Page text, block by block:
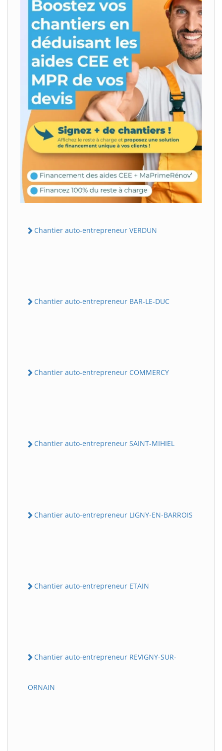
Chantier auto-entrepreneur VERDUN
Chantier auto-entrepreneur BAR-LE-DUC
Chantier auto-entrepreneur COMMERCY
Chantier auto-entrepreneur SAINT-MIHIEL
Chantier auto-entrepreneur LIGNY-EN-BARROIS
Chantier auto-entrepreneur ETAIN
Chantier auto-entrepreneur REVIGNY-SUR-
ORNAIN